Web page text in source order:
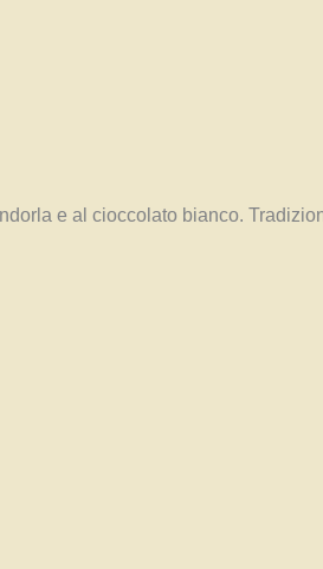
e al cioccolato bianco.